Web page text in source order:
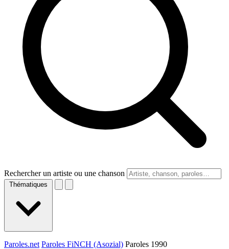
Rechercher un artiste ou une chanson
Thématiques
Paroles.net Paroles FiNCH (Asozial) Paroles 1990